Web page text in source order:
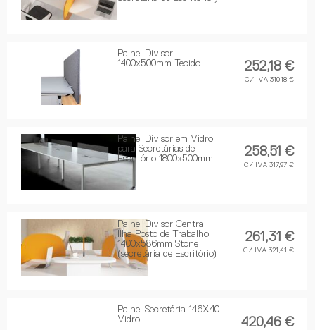
Painel Divisor
1400x500mm Tecido
252,18 €
C/ IVA 310,18 €
Painel Divisor em Vidro
para Secretárias de
Escritório 1800x500mm
258,51 €
C/ IVA 317,97 €
Painel Divisor Central
Ilha Posto de Trabalho
1400x586mm Stone
(secretária de Escritório)
261,31 €
C/ IVA 321,41 €
Painel Secretária 146X40
Vidro
420,46 €